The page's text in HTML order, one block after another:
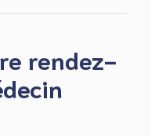
rendez-